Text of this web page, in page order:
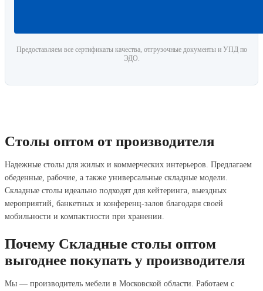
Предоставляем все сертификаты качества, отгрузочные документы и УПД по
ЭДО.
Столы оптом от производителя
Надежные столы для жилых и коммерческих интерьеров. Предлагаем
обеденные, рабочие, а также универсальные складные модели.
Складные столы идеально подходят для кейтеринга, выездных
мероприятий, банкетных и конференц-залов благодаря своей
мобильности и компактности при хранении.
Почему Складные столы оптом
выгоднее покупать у производителя
Мы — производитель мебели в Московской области. Работаем с